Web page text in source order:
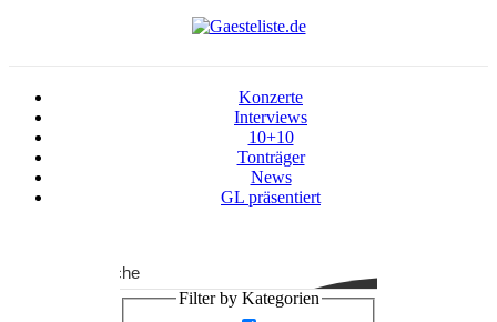
Konzerte
Interviews
10+10
Tonträger
News
GL präsentiert
Suche
Filter by Kategorien